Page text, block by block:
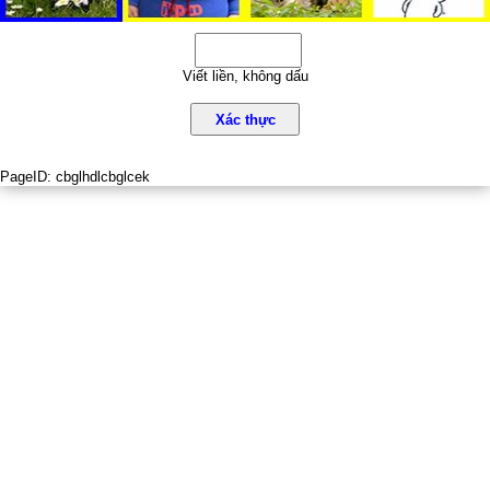
Viết liền, không dấu
Xác thực
PageID: cbglhdlcbglcek